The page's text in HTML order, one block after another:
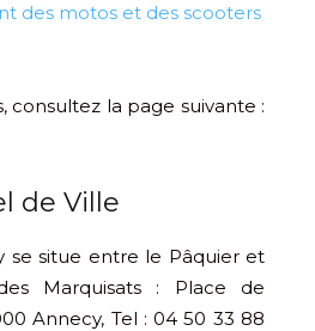
des motos et des scooters
consultez la page suivante :
de Ville
se situe entre le Pâquier et
Marquisats : Place de
Annecy, Tel : 04 50 33 88